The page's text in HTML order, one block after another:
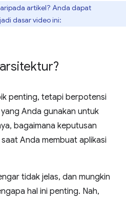
artikel? Anda dapat
dasar video ini:
arsitektur?
penting, tetapi berpotensi
Anda gunakan untuk
bagaimana keputusan
Anda membuat aplikasi
tidak jelas, dan mungkin
hal ini penting. Nah,